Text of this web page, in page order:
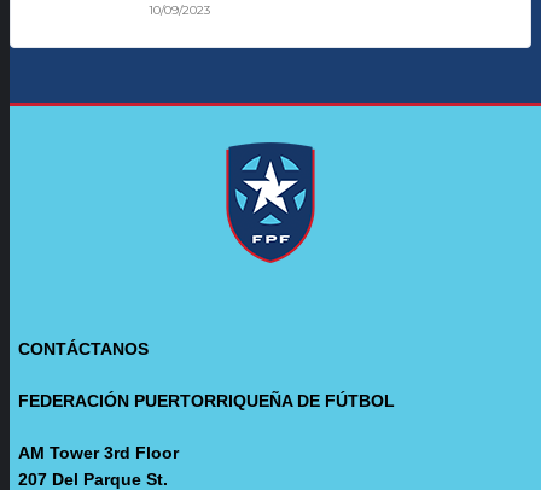
10/09/2023
CONTÁCTANOS
FEDERACIÓN PUERTORRIQUEÑA DE FÚTBOL
AM Tower 3rd Floor
207 Del Parque St.